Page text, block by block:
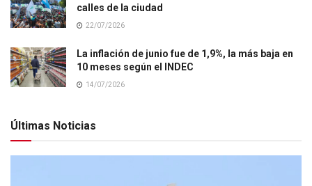
calles de la ciudad
22/07/2026
La inflación de junio fue de 1,9%, la más baja en
10 meses según el INDEC
14/07/2026
Últimas Noticias